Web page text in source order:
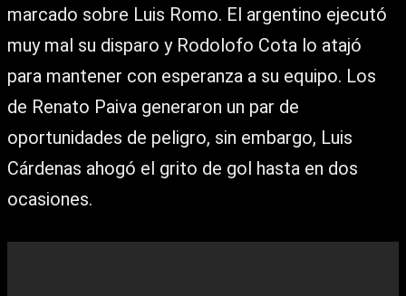
marcado sobre Luis Romo. El argentino ejecutó
muy mal su disparo y Rodolofo Cota lo atajó
para mantener con esperanza a su equipo. Los
de Renato Paiva generaron un par de
oportunidades de peligro, sin embargo, Luis
Cárdenas ahogó el grito de gol hasta en dos
ocasiones.